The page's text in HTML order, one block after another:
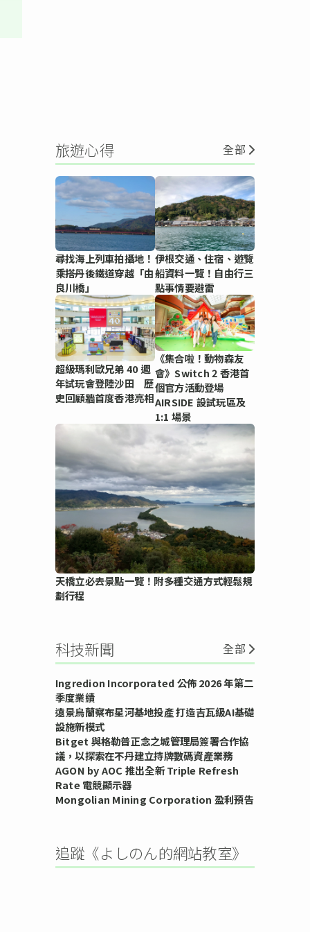
旅遊心得 全部
尋找海上列車拍攝地！
乘搭丹後鐵道穿越「由
良川橋」
伊根交通、住宿、遊覽
船資料一覽！自由行三
點事情要避雷
超級瑪利歐兄弟 40 週
年試玩會登陸沙田 歷
史回顧牆首度香港亮相
《集合啦！動物森友
會》Switch 2 香港首
個官方活動登場
AIRSIDE 設試玩區及
1:1 場景
天橋立必去景點一覽！附多種交通方式輕鬆規
劃行程
科技新聞 全部
Ingredion Incorporated 公佈 2026 年第二
季度業績
遠景烏蘭察布星河基地投產 打造吉瓦級AI基礎
設施新模式
Bitget 與格勒普正念之城管理局簽署合作協
議，以探索在不丹建立持牌數碼資產業務
AGON by AOC 推出全新 Triple Refresh
Rate 電競顯示器
Mongolian Mining Corporation 盈利預告
追蹤《よしのん的網站教室》